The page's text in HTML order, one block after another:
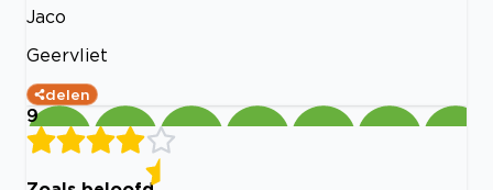
Jaco
Geervliet
delen
9